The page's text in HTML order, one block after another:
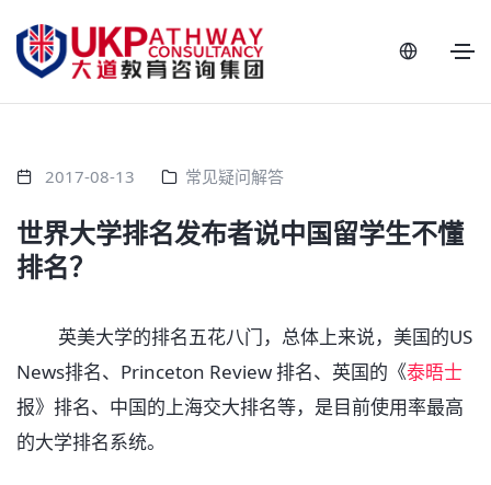
2017-08-13 常见疑问解答
世界大学排名发布者说中国留学生不懂
排名？
英美大学的排名五花八门，总体上来说，美国的US
News排名、Princeton Review 排名、英国的《泰晤士
报》排名、中国的上海交大排名等，是目前使用率最高
的大学排名系统。